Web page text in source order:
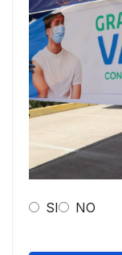
SI NO